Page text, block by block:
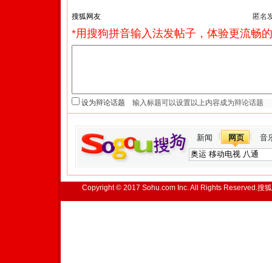
匿名
*用搜狗拼音输入法发帖子，体验更流畅
设为辩论话题
新闻 网页 音
Copyright © 2017 Sohu.com Inc. All Rights Reserved.搜